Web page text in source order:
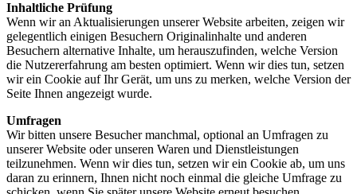
Inhaltliche Prüfung
Wenn wir an Aktualisierungen unserer Website arbeiten, zeigen wir
gelegentlich einigen Besuchern Originalinhalte und anderen
Besuchern alternative Inhalte, um herauszufinden, welche Version
die Nutzererfahrung am besten optimiert. Wenn wir dies tun, setzen
wir ein Cookie auf Ihr Gerät, um uns zu merken, welche Version der
Seite Ihnen angezeigt wurde.
Umfragen
Wir bitten unsere Besucher manchmal, optional an Umfragen zu
unserer Website oder unseren Waren und Dienstleistungen
teilzunehmen. Wenn wir dies tun, setzen wir ein Cookie ab, um uns
daran zu erinnern, Ihnen nicht noch einmal die gleiche Umfrage zu